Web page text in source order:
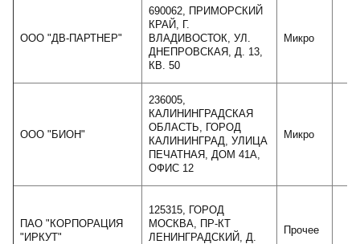
ООО "ДВ-ПАРТНЕР"
690062, ПРИМОРСКИЙ
КРАЙ, Г.
ВЛАДИВОСТОК, УЛ.
ДНЕПРОВСКАЯ, Д. 13,
КВ. 50
Микро
ООО "БИОН"
236005,
КАЛИНИНГРАДСКАЯ
ОБЛАСТЬ, ГОРОД
КАЛИНИНГРАД, УЛИЦА
ПЕЧАТНАЯ, ДОМ 41А,
ОФИС 12
Микро
ПАО "КОРПОРАЦИЯ
"ИРКУТ"
125315, ГОРОД
МОСКВА, ПР-КТ
ЛЕНИНГРАДСКИЙ, Д.
Прочее